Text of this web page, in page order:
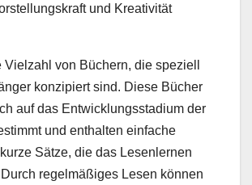
und Kreativität
Vielzahl von Büchern, die speziell
konzipiert sind. Diese Bücher
auf das Entwicklungsstadium der
und enthalten einfache
Sätze, die das Lesenlernen
regelmäßiges Lesen können